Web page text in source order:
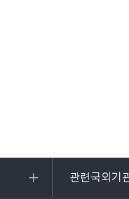
관련국외기
목록